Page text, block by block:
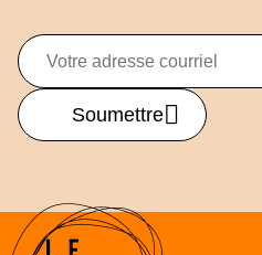
Soumettre